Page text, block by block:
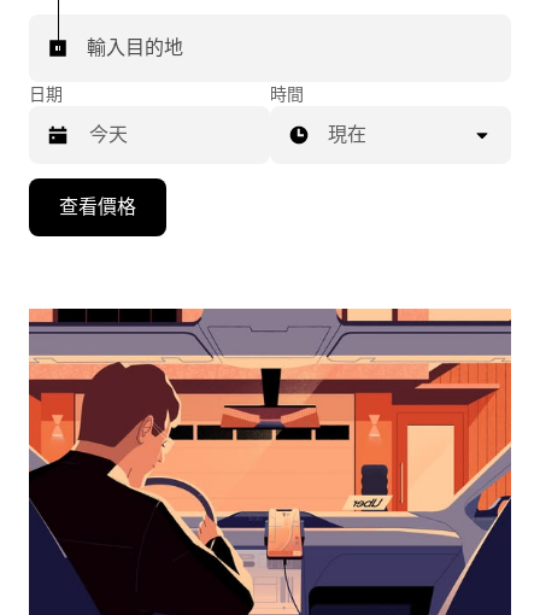
輸入目的地
日期
下
箭
鍵，
即
使
日
時間
現在
查看價格